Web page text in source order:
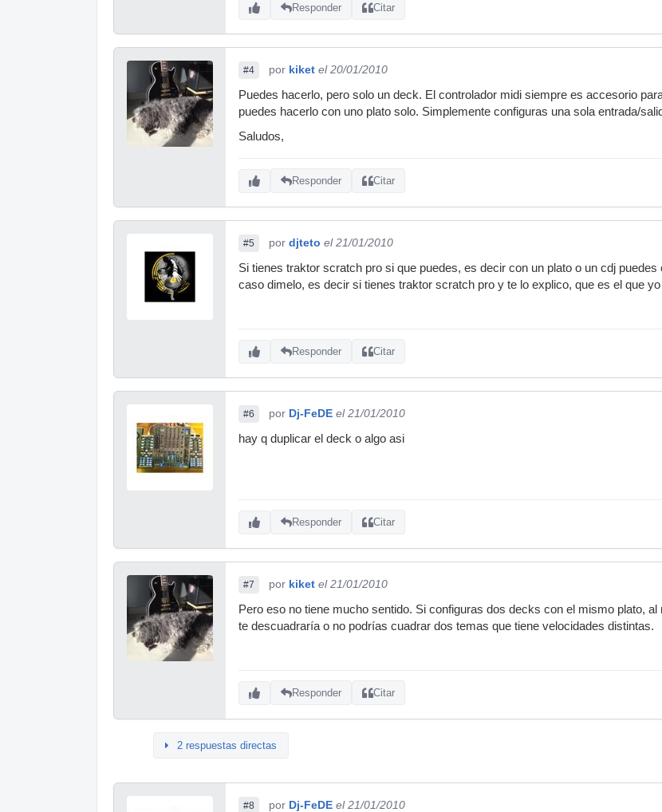
Responder Citar
#4 por kiket el 20/01/2010
Puedes hacerlo, pero solo un deck. El controlador midi siempre es accesorio
puedes hacerlo con uno plato solo. Simplemente configuras una sola entrada/
Saludos,
Responder Citar
#5 por djteto el 21/01/2010
Si tienes traktor scratch pro si que puedes, es decir con un plato o un cdj
caso dimelo, es decir si tienes traktor scratch pro y te lo explico, que es el que
Responder Citar
#6 por Dj-FeDE el 21/01/2010
hay q duplicar el deck o algo asi
Responder Citar
#7 por kiket el 21/01/2010
Pero eso no tiene mucho sentido. Si configuras dos decks con el mismo plato,
te descuadraría o no podrías cuadrar dos temas que tiene velocidades distintas.
Responder Citar
2 respuestas directas
#8 por Dj-FeDE el 21/01/2010